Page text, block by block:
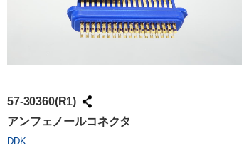
57-30360(R1)
アンフェノールコネクタ
DDK